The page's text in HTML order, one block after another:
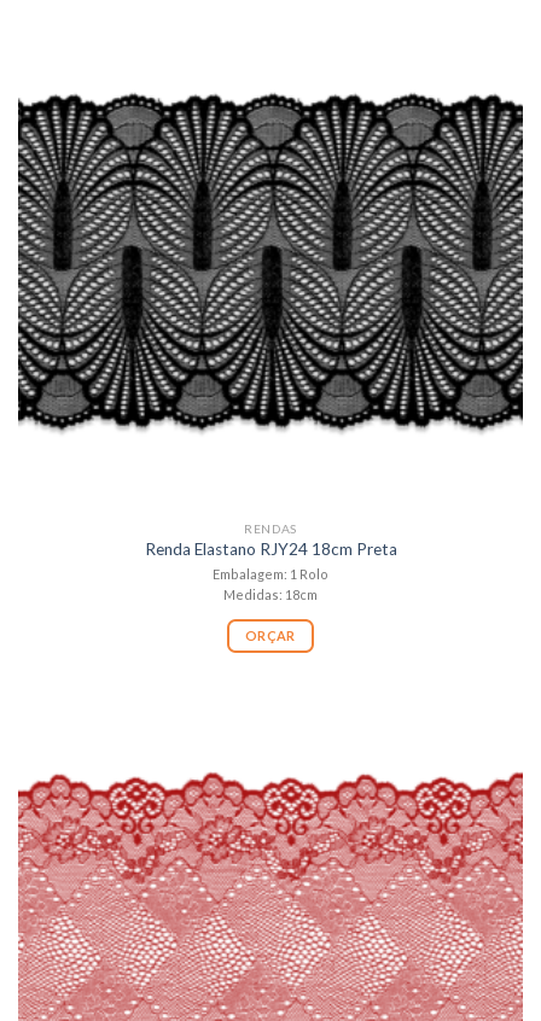
RENDAS
Renda Elastano RJY24 18cm Preta
Embalagem: 1 Rolo
Medidas: 18cm
ORÇAR